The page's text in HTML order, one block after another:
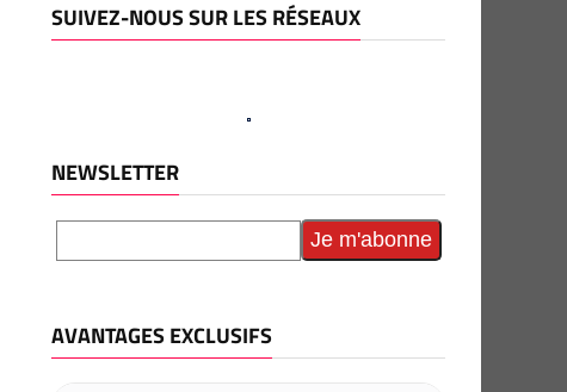
SUIVEZ-NOUS SUR LES RÉSEAUX
NEWSLETTER
AVANTAGES EXCLUSIFS